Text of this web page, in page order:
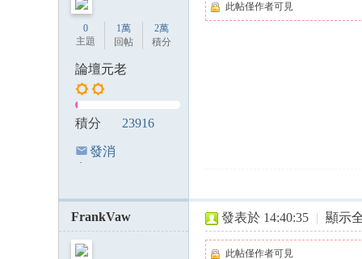
0
主題
1萬
回帖
2萬
積分
論壇元老
積分 23916
發消
此帖僅作者可見
FrankVaw 發表於 14:40:35 | 顯示
此帖僅作者可見